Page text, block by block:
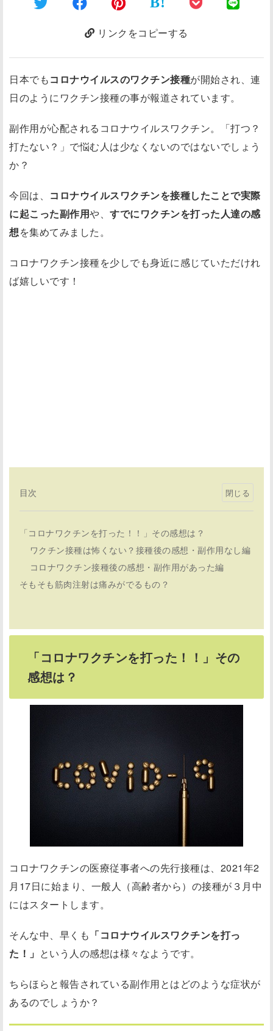
リンクをコピーする
日本でもコロナウイルスのワクチン接種が開始され、連
日のようにワクチン接種の事が報道されています。
副作用が心配されるコロナウイルスワクチン。「打つ？
打たない？」で悩む人は少なくないのではないでしょう
か？
今回は、 コロナウイルスワクチンを接種したことで実際
に起こった副作用や、 すでにワクチンを打った人達の感
想を集めてみました。
コロナワクチン接種を少しでも身近に感じていただけれ
ば嬉しいです！
目次
「コロナワクチンを打った！！」その感想は？
ワクチン接種は怖くない？接種後の感想・副作用なし編
コロナワクチン接種後の感想・副作用があった編
そもそも筋肉注射は痛みがでるもの？
「コロナワクチンを打った！！」その
感想は？
コロナワクチンの医療従事者への先行接種は、2021年2
月17日に始まり、一般人（高齢者から）の接種が３月中
にはスタートします。
そんな中、早くも 「コロナウイルスワクチンを打っ
た！」 という人の感想は様々なようです。
ちらほらと報告されている副作用とはどのような症状が
あるのでしょうか？